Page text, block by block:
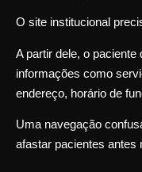
O site institucional
A partir dele, o
informações como
endereço, horário de
Uma navegação
afastar pacientes antes